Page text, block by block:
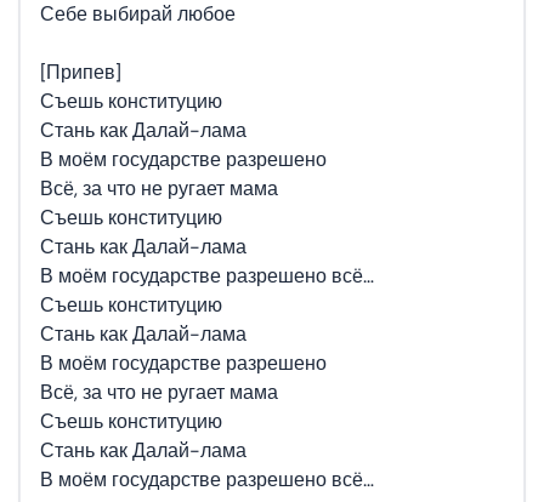
Себе выбирай любое
[Припев]
Съешь конституцию
Стань как Далай-лама
В моём государстве разрешено
Всё, за что не ругает мама
Съешь конституцию
Стань как Далай-лама
В моём государстве разрешено всё…
Съешь конституцию
Стань как Далай-лама
В моём государстве разрешено
Всё, за что не ругает мама
Съешь конституцию
Стань как Далай-лама
В моём государстве разрешено всё…